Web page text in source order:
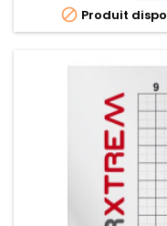
 Produit